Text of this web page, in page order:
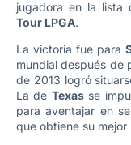
jugadora en la lista
Tour LPGA.
La victoria fue para
mundial después de
de 2013 logró
La de Texasse
para aventajar en
que obtiene su